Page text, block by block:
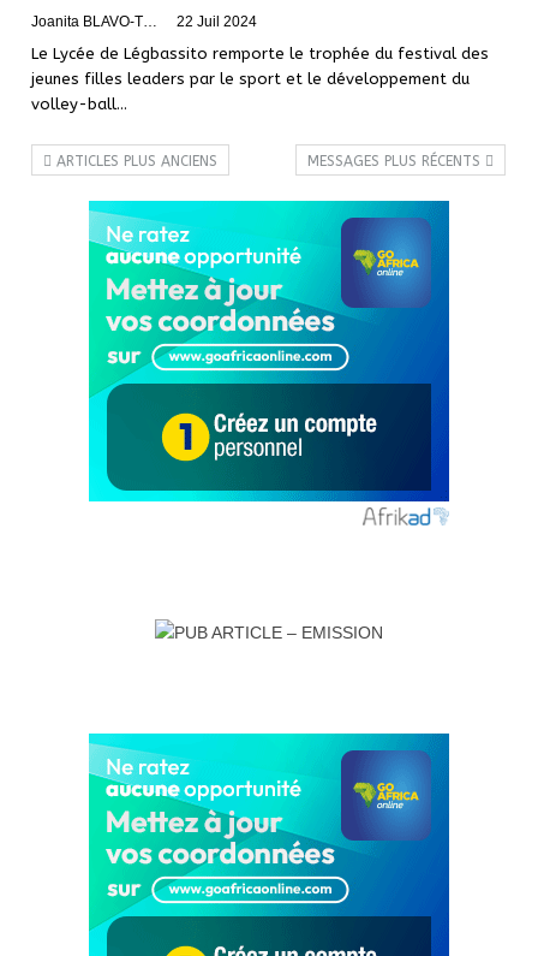
22 Juil 2024
Le Lycée de Légbassito remporte le trophée du festival des
jeunes filles leaders par le sport et le développement du
volley-ball…
ARTICLES PLUS ANCIENS MESSAGES PLUS RÉCENTS